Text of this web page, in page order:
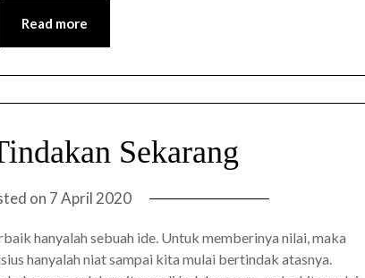
Read more
Sekarang
on 7 April 2020
hanyalah sebuah ide. Untuk memberinya nilai, maka
hanyalah niat sampai kita mulai bertindak atasnya.